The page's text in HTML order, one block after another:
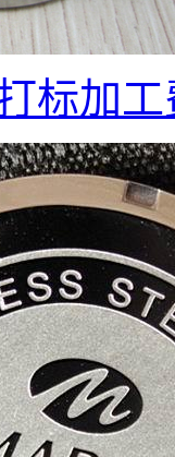
标加工